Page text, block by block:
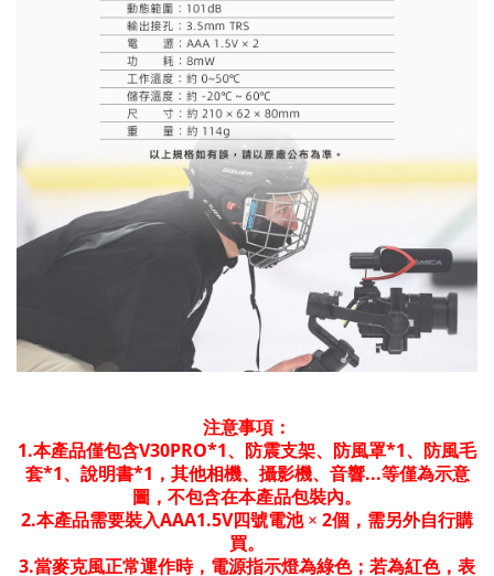
注意事項：
1.本產品僅包含V30PRO*1、防震支架、防風罩*1、防風毛
套*1、說明書*1 ，其他相機、攝影機、音響...等僅為示意
圖，不包含在本產品包裝內。
2.本產品需要裝入AAA1.5V四號電池 × 2個，需另外自行購
買。
3.當麥克風正常運作時，電源指示燈為綠色；若為紅色，表